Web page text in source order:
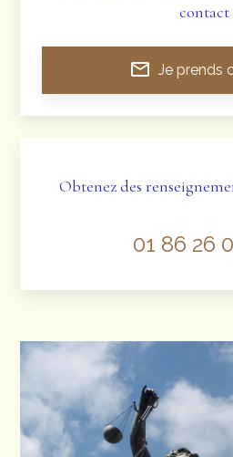
contact
mail_outline Je prends
Obtenez des
01 86 26